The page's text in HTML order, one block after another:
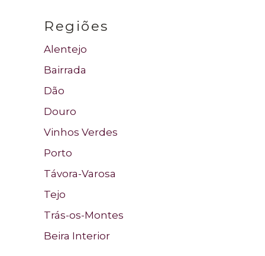
Regiões
Alentejo
Bairrada
Dão
Douro
Vinhos Verdes
Porto
Távora-Varosa
Tejo
Trás-os-Montes
Beira Interior